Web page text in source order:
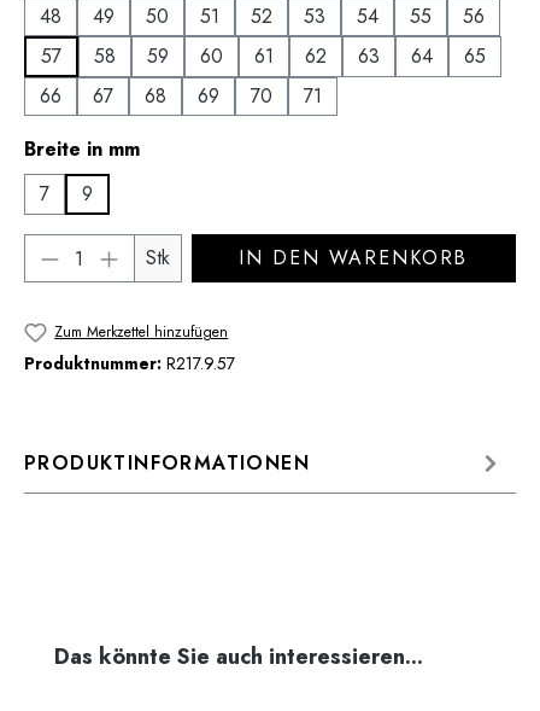
48
49 50 51 52 53 54 55
56
57
58 59 60 61 62 63 64
65
66
67 68 69 70
71
Breite in mmauswählen
7
9
Produkt Anzahl: Gib den gewünschten
Stk IN DEN WARENKORB
Zum Merkzettel hinzufügen
Produktnummer: R217.9.57
PRODUKTINFORMATIONEN
Produktgalerie überspringen
Das könnte Sie auch interessieren...